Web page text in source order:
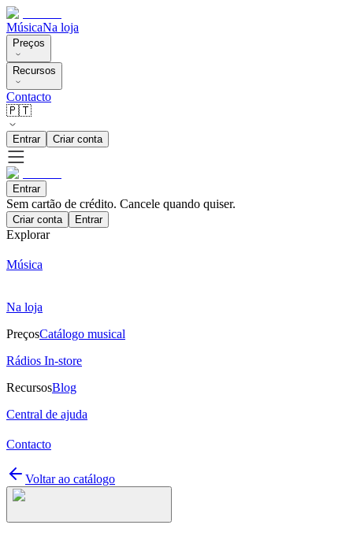
MúsicaNa loja
Preços
Recursos
Contacto
🇵🇹
Entrar Criar conta
Entrar
Sem cartão de crédito. Cancele quando quiser.
Criar conta Entrar
Explorar
Música
Na loja
PreçosCatálogo musical
Rádios In-store
RecursosBlog
Central de ajuda
Contacto
Voltar ao catálogo